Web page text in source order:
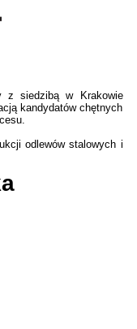
z siedzibą w Krakowie
kandydatów chętnych
odlewów stalowych i